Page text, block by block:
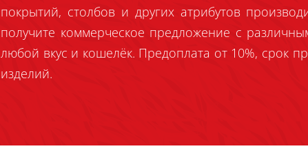
покрытий, столбов и других атрибутов
получите коммерческое предложение с
любой вкус и кошелёк. Предоплата от 10%, срок
изделий.